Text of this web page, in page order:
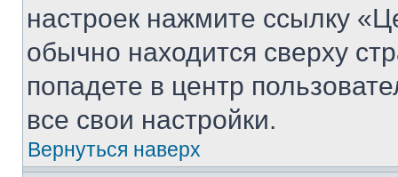
настроек нажмите ссылку
обычно находится сверху
попадете в центр
все свои настройки.
Вернуться наверх